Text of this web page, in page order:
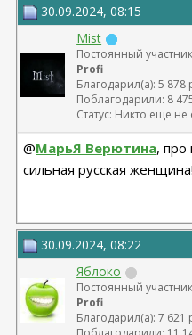
30.09.2024, 08:15
Mist
Постоянный участник
Profi
Благодарил(а): 5 878
Поблагодарили: 8
Статус: Никто еще не
@МарьЯ Верютина, про
сильная русская женщина!
30.09.2024, 08:22
Яблоко
Постоянный участник
Profi
Благодарил(а): 7 621